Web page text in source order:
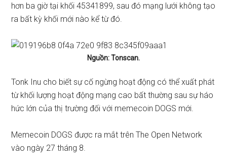
hơn ba giờ tại khối 45341899, sau đó mạng lưới không tạo
ra bất kỳ khối mới nào kể từ đó.
Nguồn: Tonscan.
Tonk Inu cho biết sự cố ngừng hoạt động có thể xuất phát
từ khối lượng hoạt động mạng cao bất thường sau sự háo
hức lớn của thị trường đối với memecoin DOGS mới.
Memecoin DOGS được ra mắt trên The Open Network
vào ngày 27 tháng 8.